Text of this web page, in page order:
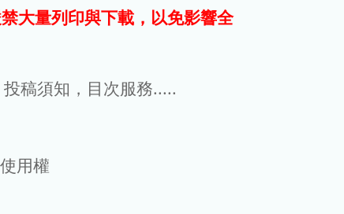
大量列印與下載，以免影響全
稿須知，目次服務.....
用權